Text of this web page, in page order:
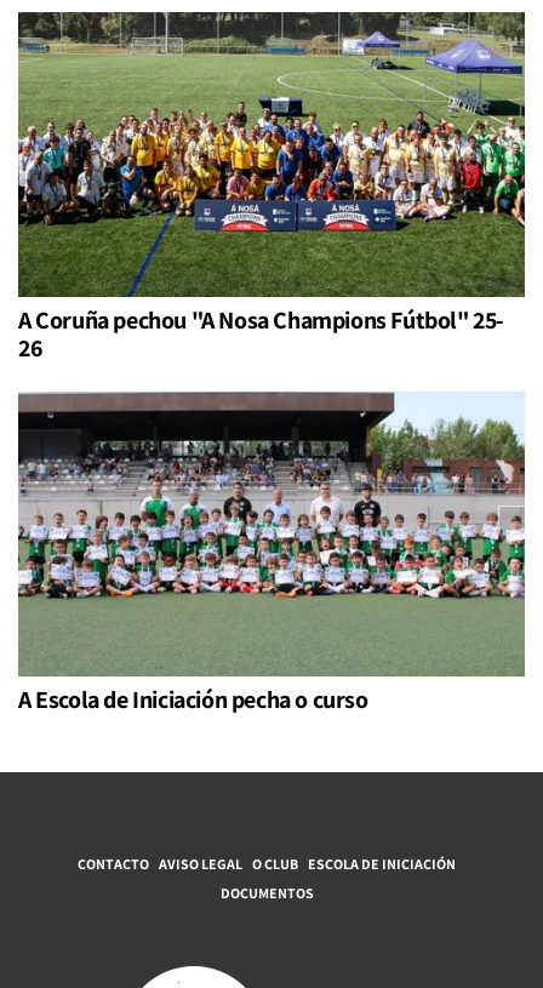
A Coruña pechou "A Nosa Champions Fútbol" 25-
26
A Escola de Iniciación pecha o curso
CONTACTO AVISO LEGAL O CLUB ESCOLA DE INICIACIÓN
DOCUMENTOS